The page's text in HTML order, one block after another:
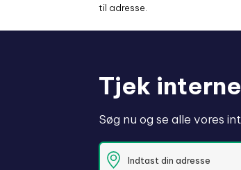
til adresse.
Tjek
Søg nu og se alle vores